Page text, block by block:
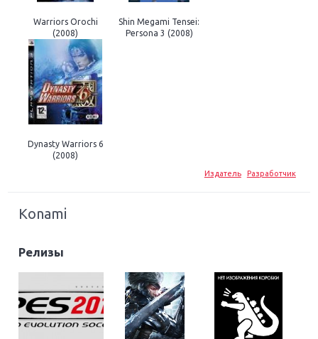
Warriors Orochi
(2008)
Shin Megami Tensei:
Persona 3 (2008)
Dynasty Warriors 6
(2008)
Издатель Разработчик
Konami
Релизы